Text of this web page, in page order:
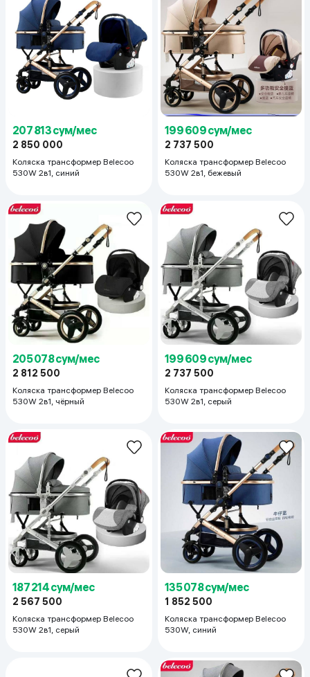
207 813 сум/мес
2 850 000
Коляска трансформер Belecoo
530W 2в1, синий
199 609 сум/мес
2 737 500
Коляска трансформер Belecoo
530W 2в1, бежевый
205 078 сум/мес
2 812 500
Коляска трансформер Belecoo
530W 2в1, чёрный
199 609 сум/мес
2 737 500
Коляска трансформер Belecoo
530W 2в1, серый
187 214 сум/мес
2 567 500
Коляска трансформер Belecoo
530W 2в1, серый
135 078 сум/мес
1 852 500
Коляска трансформер Belecoo
530W, синий